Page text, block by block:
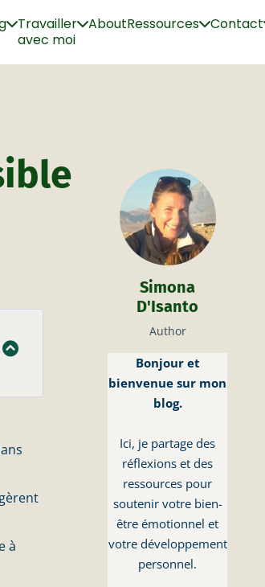
Travailler
avec moi
AboutRessources Contact
à
Simona
D'Isanto
Author
Bonjour et
bienvenue sur mon
blog.
Ici, je partage des
réflexions et des
ressources pour
soutenir votre bien-
être émotionnel et
votre développement
personnel.